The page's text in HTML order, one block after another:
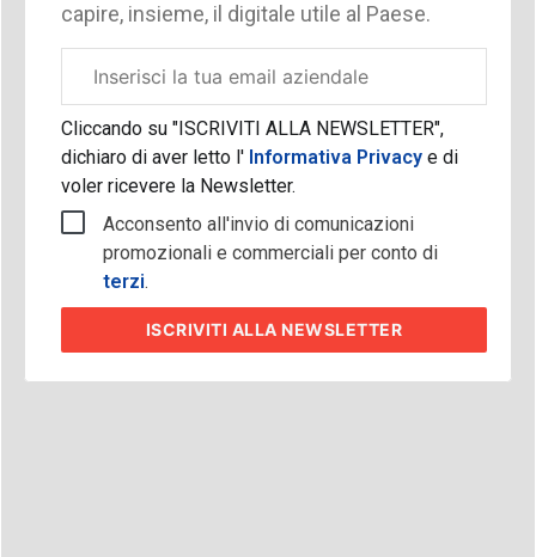
capire, insieme, il digitale utile al Paese.
aziendale
Cliccando su "ISCRIVITI ALLA NEWSLETTER",
dichiaro di aver letto l'Informativa Privacy e di
voler ricevere la Newsletter.
Acconsento all'invio di comunicazioni
promozionali e commerciali per conto di
terzi.
ISCRIVITI ALLA NEWSLETTER